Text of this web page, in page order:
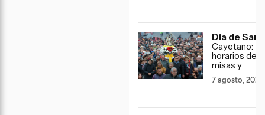
Día de San
Cayetano:
horarios de
misas y
7 agosto, 2026